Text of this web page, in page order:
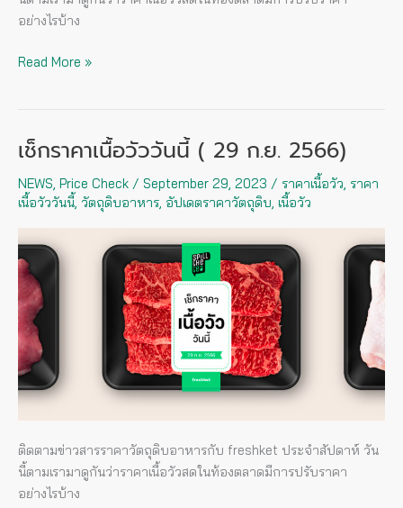
อย่างไรบ้าง
Read More »
เช็กราคาเนื้อวัววันนี้ ( 29 ก.ย. 2566)
NEWS, Price Check / September 29, 2023 / ราคาเนื้อวัว, ราคา
เนื้อวัววันนี้, วัตถุดิบอาหาร, อัปเดตราคาวัตถุดิบ, เนื้อวัว
ติดตามข่าวสารราคาวัตถุดิบอาหารกับ freshket ประจำสัปดาห์ วัน
นี้ตามเรามาดูกันว่าราคาเนื้อวัวสดในท้องตลาดมีการปรับราคา
อย่างไรบ้าง
เช็
คา
เนื้อ
วัว
วัน
นี้
(
29
ก.ย.
2566)